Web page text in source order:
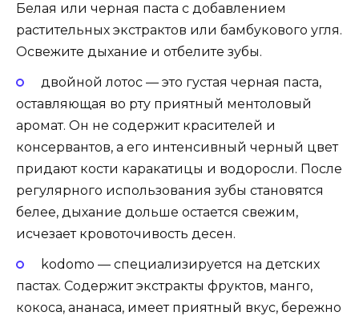
Белая или черная паста с добавлением
растительных экстрактов или бамбукового угля.
Освежите дыхание и отбелите зубы.
двойной лотос — это густая черная паста,
оставляющая во рту приятный ментоловый
аромат. Он не содержит красителей и
консервантов, а его интенсивный черный цвет
придают кости каракатицы и водоросли. После
регулярного использования зубы становятся
белее, дыхание дольше остается свежим,
исчезает кровоточивость десен.
kodomo — специализируется на детских
пастах. Содержит экстракты фруктов, манго,
кокоса, ананаса, имеет приятный вкус, бережно